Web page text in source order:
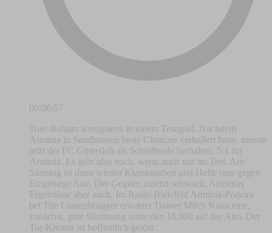
00:06:57
Tore-Balsam wenigstens in einem Testspiel. Nachdem
Arminia in Sandhausen beste Chancen verballert hatte, musste
jetzt der FC Gütersloh als Schießbude herhalten, 5:1 für
Arminia. Es geht also noch, wenn auch nur im Test. Am
Samstag ist dann wieder Klassenarbeit und Hefte raus gegen
Erzgebirge Aue. Der Gegner, zuletzt schwach, Arminias
Ergebnisse aber auch. Im Radio Bielefeld Arminia-Podcast
bei Tim Linnenbrügger erwartet Trainer Mitch Kniat eine,
zunächst, gute Stimmung unter den 18.000 auf der Alm. Der
Tor-Knoten ist hoffentlich gelöst.